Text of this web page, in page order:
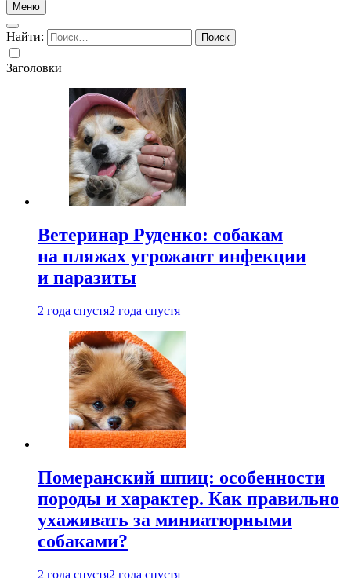
Меню
Найти:
Заголовки
Ветеринар Руденко: собакам
на пляжах угрожают инфекции
и паразиты
2 года спустя2 года спустя
Померанский шпиц: особенности
породы и характер. Как правильно
ухаживать за миниатюрными
собаками?
2 года спустя2 года спустя